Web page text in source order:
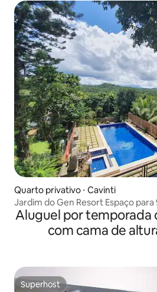
Quarto privativo ⋅ Cavinti
Jardim do Gen Resort Espaço
Aluguel por temporada
com cama de
Superhost
Superhost